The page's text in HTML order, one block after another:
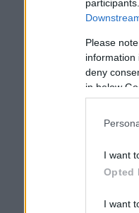
Please
information
deny
in below
I want
Opted
I want